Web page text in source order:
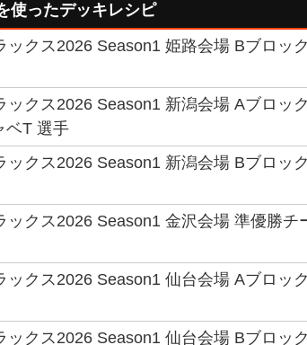
使ったデッキレシピ
ックス2026 Season1 姫路会場 Bブロ
ックス2026 Season1 新潟会場 Aブロッ
T 選手
ックス2026 Season1 新潟会場 Bブロ
ックス2026 Season1 金沢会場 準優勝
ックス2026 Season1 仙台会場 Aブロッ
ックス2026 Season1 仙台会場 Bブロ